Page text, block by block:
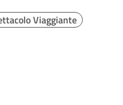
Viaggiante